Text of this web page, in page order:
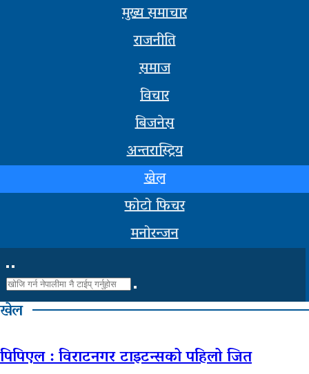
शिक्षा
स्वास्थ्य
भिडियो
ग्यालरी
मुख्य समाचार
राजनीति
समाज
विचार
बिजनेस
अन्तरास्ट्रिय
खेल
फोटो फिचर
मनोरन्जन
खेल
पिपिएल : विराटनगर टाइटन्सको पहिलो जित